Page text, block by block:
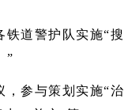
铁道警护队实施“搜
”
，参与策划实施“治